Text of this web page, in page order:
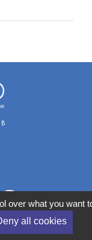
over what you want
all cookies